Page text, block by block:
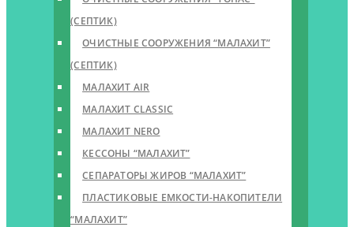
(СЕПТИК)
ОЧИСТНЫЕ СООРУЖЕНИЯ “МАЛАХИТ”
(СЕПТИК)
МАЛАХИТ AIR
МАЛАХИТ CLASSIC
МАЛАХИТ NERO
КЕССОНЫ “МАЛАХИТ”
СЕПАРАТОРЫ ЖИРОВ “МАЛАХИТ”
ПЛАСТИКОВЫЕ ЕМКОСТИ-НАКОПИТЕЛИ
“МАЛАХИТ”